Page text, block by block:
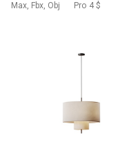
Max, Fbx, Obj Pro 4 $